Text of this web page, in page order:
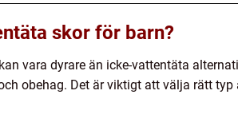
skor för barn?
vara dyrare än icke-vattentäta
obehag. Det är viktigt att välja rätt